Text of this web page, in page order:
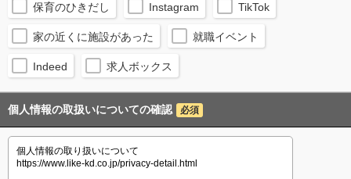
保育のひきだし Instagram TikTok
家の近くに施設があった 就職イベント
Indeed 求人ボックス
個人情報の取扱いについての確認 必須